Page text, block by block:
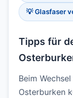
💡 Glasfaser
Tipps für
Beim
Osterburken